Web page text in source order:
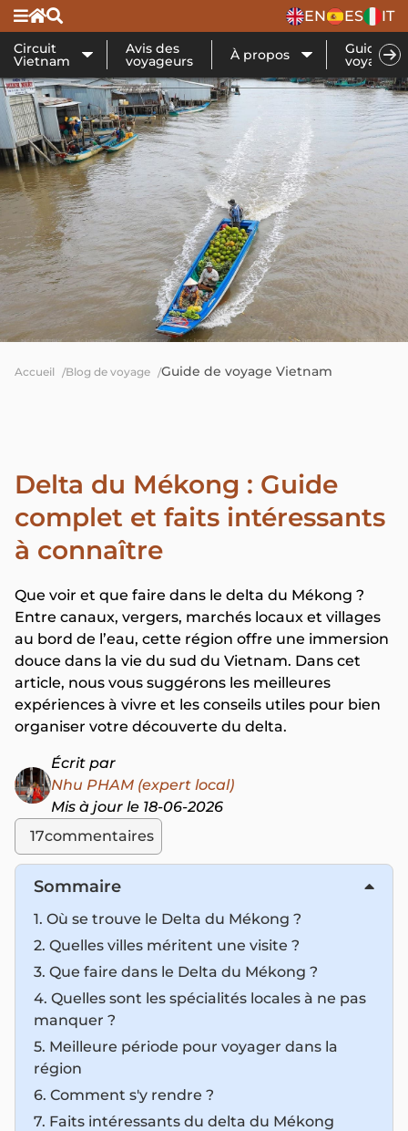
EN ES IT
Circuit
Vietnam
Avis des
voyageurs À propos Guide de
voyage
Accueil Blog de voyage Guide de voyage Vietnam
Delta du Mékong : Guide
complet et faits intéressants
à connaître
Que voir et que faire dans le delta du Mékong ?
Entre canaux, vergers, marchés locaux et villages
au bord de l’eau, cette région offre une immersion
douce dans la vie du sud du Vietnam. Dans cet
article, nous vous suggérons les meilleures
expériences à vivre et les conseils utiles pour bien
organiser votre découverte du delta.
Écrit par
Nhu PHAM (expert local)
Mis à jour le 18-06-2026
17commentaires
Sommaire
1. Où se trouve le Delta du Mékong ?
2. Quelles villes méritent une visite ?
3. Que faire dans le Delta du Mékong ?
4. Quelles sont les spécialités locales à ne pas
manquer ?
5. Meilleure période pour voyager dans la
région
6. Comment s'y rendre ?
7. Faits intéressants du delta du Mékong